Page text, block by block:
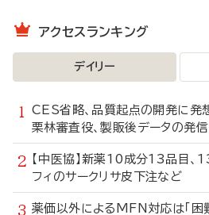
アクセスランキング
デイリー
CES省略、品質起点の開発に
栗林審査役、製販後データの発
【中医協】新薬10成分13品目
フィのサークリサ皮下注など
薬価以外によるMFN対応は「困